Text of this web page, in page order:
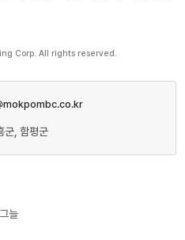
Corp. All rights reserved.
군, 함평군
늘